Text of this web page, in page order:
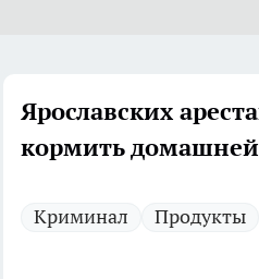
Ярославских
кормить
Криминал Продукты